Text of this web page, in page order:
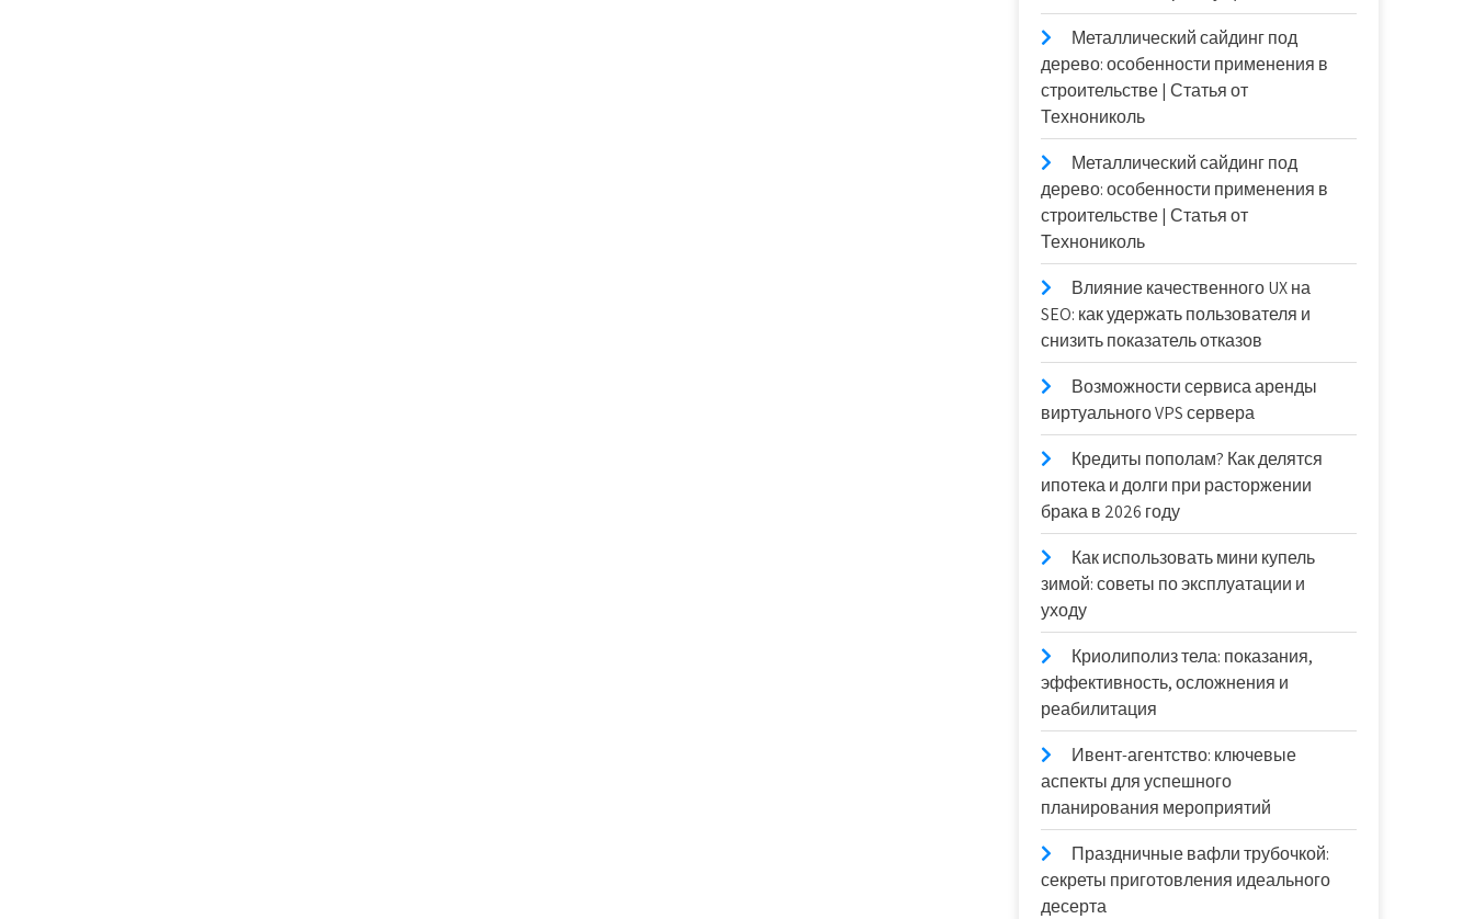
Металлический сайдинг под
дерево: особенности применения в
строительстве | Статья от
Технониколь
Металлический сайдинг под
дерево: особенности применения в
строительстве | Статья от
Технониколь
Влияние качественного UX на
SEO: как удержать пользователя и
снизить показатель отказов
Возможности сервиса аренды
виртуального VPS сервера
Кредиты пополам? Как делятся
ипотека и долги при расторжении
брака в 2026 году
Как использовать мини купель
зимой: советы по эксплуатации и
уходу
Криолиполиз тела: показания,
эффективность, осложнения и
реабилитация
Ивент-агентство: ключевые
аспекты для успешного
планирования мероприятий
Праздничные вафли трубочкой:
секреты приготовления идеального
десерта